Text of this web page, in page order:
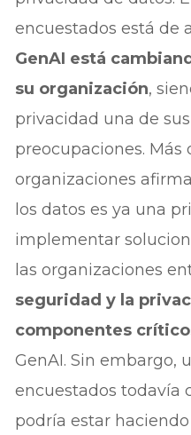
encuestados está de
GenAI está
su organización,
privacidad una de
preocupaciones. Más
organizaciones
los datos es ya una
implementar
las organizaciones
seguridad y la
componentes
GenAI. Sin embargo,
encuestados todavía
podría estar